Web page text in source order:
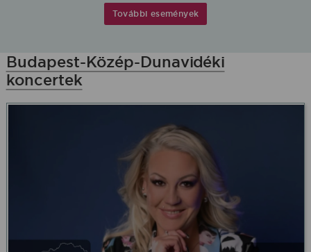
További események
Budapest-Közép-Dunavidéki
koncertek